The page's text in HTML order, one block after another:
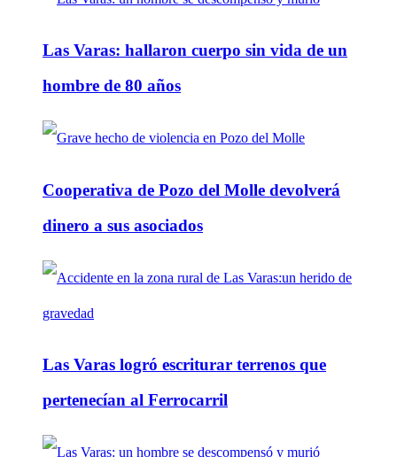
Las Varas: hallaron cuerpo sin vida de un
hombre de 80 años
Cooperativa de Pozo del Molle devolverá
dinero a sus asociados
Las Varas logró escriturar terrenos que
pertenecían al Ferrocarril